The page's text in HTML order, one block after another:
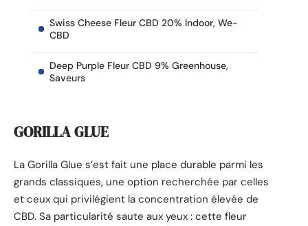
Swiss Cheese Fleur CBD 20% Indoor, We-
CBD
Deep Purple Fleur CBD 9% Greenhouse,
Saveurs
GORILLA GLUE
La Gorilla Glue s’est fait une place durable parmi les
grands classiques, une option recherchée par celles
et ceux qui privilégient la concentration élevée de
CBD. Sa particularité saute aux yeux : cette fleur